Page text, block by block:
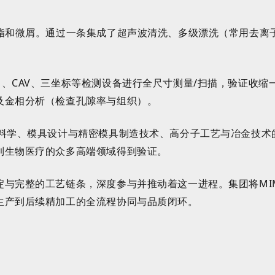
微屑。通过一条集成了超声波清洗、多级漂洗（常用去
CAV、三坐标等检测设备进行全尺寸测量/扫描，验证收
相分析（检查孔隙率与组织）。
、模具设计与精密模具制造技术、高分子工艺与冶金技
物医疗的众多高端领域得到验证。
完整的工艺链条，深度参与并推动着这一进程。集团将
到后续精加工的全流程协同与品质闭环。